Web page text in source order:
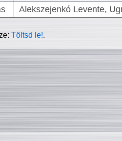
Alekszejenkó Levente,
Töltsd le!.